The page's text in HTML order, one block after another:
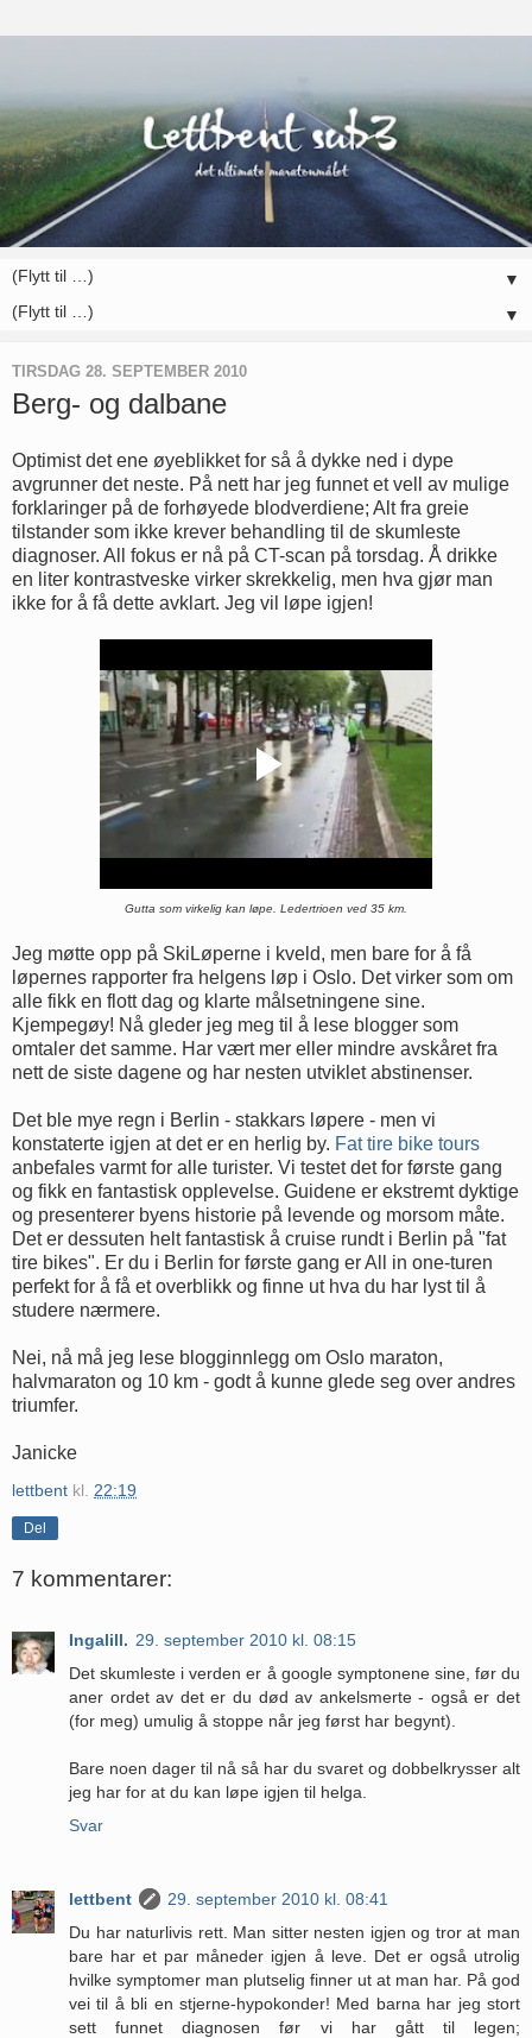
▼
▼
TIRSDAG 28. SEPTEMBER 2010
Berg- og dalbane
Optimist det ene øyeblikket for så å dykke ned i dype
avgrunner det neste. På nett har jeg funnet et vell av mulige
forklaringer på de forhøyede blodverdiene; Alt fra greie
tilstander som ikke krever behandling til de skumleste
diagnoser. All fokus er nå på CT-scan på torsdag. Å drikke
en liter kontrastveske virker skrekkelig, men hva gjør man
ikke for å få dette avklart. Jeg vil løpe igjen!
Gutta som virkelig kan løpe. Ledertrioen ved 35 km.
Jeg møtte opp på SkiLøperne i kveld, men bare for å få
løpernes rapporter fra helgens løp i Oslo. Det virker som om
alle fikk en flott dag og klarte målsetningene sine.
Kjempegøy! Nå gleder jeg meg til å lese blogger som
omtaler det samme. Har vært mer eller mindre avskåret fra
nett de siste dagene og har nesten utviklet abstinenser.
Det ble mye regn i Berlin - stakkars løpere - men vi
konstaterte igjen at det er en herlig by. Fat tire bike tours
anbefales varmt for alle turister. Vi testet det for første gang
og fikk en fantastisk opplevelse. Guidene er ekstremt dyktige
og presenterer byens historie på levende og morsom måte.
Det er dessuten helt fantastisk å cruise rundt i Berlin på "fat
tire bikes". Er du i Berlin for første gang er All in one-turen
perfekt for å få et overblikk og finne ut hva du har lyst til å
studere nærmere.
Nei, nå må jeg lese blogginnlegg om Oslo maraton,
halvmaraton og 10 km - godt å kunne glede seg over andres
triumfer.
Janicke
lettbent kl. 22:19
Del
7 kommentarer:
Ingalill. 29. september 2010 kl. 08:15
Det skumleste i verden er å google symptonene sine, før du
aner ordet av det er du død av ankelsmerte - også er det
(for meg) umulig å stoppe når jeg først har begynt).
Bare noen dager til nå så har du svaret og dobbelkrysser alt
jeg har for at du kan løpe igjen til helga.
Svar
lettbent
29. september 2010 kl. 08:41
Du har naturlivis rett. Man sitter nesten igjen og tror at man
bare har et par måneder igjen å leve. Det er også utrolig
hvilke symptomer man plutselig finner ut at man har. På god
vei til å bli en stjerne-hypokonder! Med barna har jeg stort
sett funnet diagnosen før vi har gått til legen;